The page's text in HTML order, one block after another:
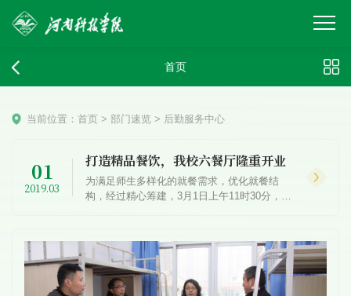
首页
当前位置：首页 > 部门速览 > 后勤服务中心
01
2019.03
打造精品餐饮，我校六餐厅隆重开业
为满足师生多样化的就餐需求，优化就餐结
构，经过精心筹建，3月1日上午11时30分，我
听取后勤负责人介...